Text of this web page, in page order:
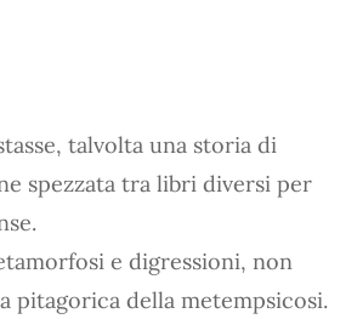
talvolta una storia di
spezzata tra libri diversi per
e digressioni, non
pitagorica della metempsicosi.